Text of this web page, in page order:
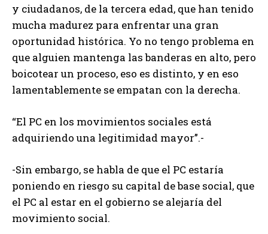
y ciudadanos, de la tercera edad, que han tenido
mucha madurez para enfrentar una gran
oportunidad histórica. Yo no tengo problema en
que alguien mantenga las banderas en alto, pero
boicotear un proceso, eso es distinto, y en eso
lamentablemente se empatan con la derecha.
“El PC en los movimientos sociales está
adquiriendo una legitimidad mayor”.-
-Sin embargo, se habla de que el PC estaría
poniendo en riesgo su capital de base social, que
el PC al estar en el gobierno se alejaría del
movimiento social.